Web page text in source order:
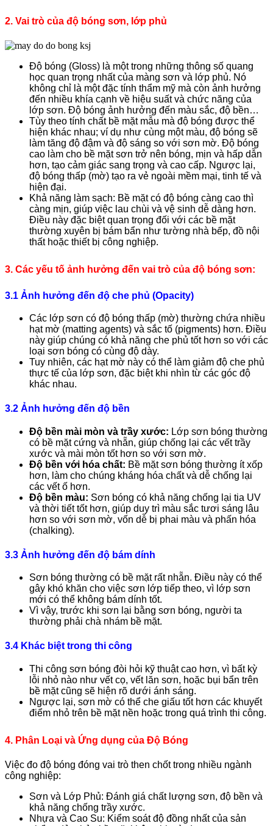
2. Vai trò của độ bóng sơn, lớp phủ
Độ bóng (Gloss) là một trong những thông số quang
học quan trọng nhất của màng sơn và lớp phủ. Nó
không chỉ là một đặc tính thẩm mỹ mà còn ảnh hưởng
đến nhiều khía cạnh về hiệu suất và chức năng của
lớp sơn. Độ bóng ảnh hưởng đến màu sắc, độ bền…
Tùy theo tính chất bề mặt mẫu mà độ bóng được thể
hiện khác nhau; ví dụ như cùng một màu, độ bóng sẽ
làm tăng độ đậm và độ sáng so với sơn mờ. Độ bóng
cao làm cho bề mặt sơn trở nên bóng, mịn và hấp dẫn
hơn, tạo cảm giác sang trọng và cao cấp. Ngược lại,
độ bóng thấp (mờ) tạo ra vẻ ngoài mềm mại, tinh tế và
hiện đại.
Khả năng làm sạch: Bề mặt có độ bóng càng cao thì
càng mịn, giúp việc lau chùi và vệ sinh dễ dàng hơn.
Điều này đặc biệt quan trọng đối với các bề mặt
thường xuyên bị bám bẩn như tường nhà bếp, đồ nội
thất hoặc thiết bị công nghiệp.
3. Các yếu tố ảnh hưởng đến vai trò của độ bóng sơn:
3.1 Ảnh hưởng đến độ che phủ (Opacity)
Các lớp sơn có độ bóng thấp (mờ) thường chứa nhiều
hạt mờ (matting agents) và sắc tố (pigments) hơn. Điều
này giúp chúng có khả năng che phủ tốt hơn so với các
loại sơn bóng có cùng độ dày.
Tuy nhiên, các hạt mờ này có thể làm giảm độ che phủ
thực tế của lớp sơn, đặc biệt khi nhìn từ các góc độ
khác nhau.
3.2 Ảnh hưởng đến độ bền
Độ bền mài mòn và trầy xước: Lớp sơn bóng thường
có bề mặt cứng và nhẵn, giúp chống lại các vết trầy
xước và mài mòn tốt hơn so với sơn mờ.
Độ bền với hóa chất: Bề mặt sơn bóng thường ít xốp
hơn, làm cho chúng kháng hóa chất và dễ chống lại
các vết ố hơn.
Độ bền màu: Sơn bóng có khả năng chống lại tia UV
và thời tiết tốt hơn, giúp duy trì màu sắc tươi sáng lâu
hơn so với sơn mờ, vốn dễ bị phai màu và phấn hóa
(chalking).
3.3 Ảnh hưởng đến độ bám dính
Sơn bóng thường có bề mặt rất nhẵn. Điều này có thể
gây khó khăn cho việc sơn lớp tiếp theo, vì lớp sơn
mới có thể không bám dính tốt.
Vì vậy, trước khi sơn lại bằng sơn bóng, người ta
thường phải chà nhám bề mặt.
3.4 Khác biệt trong thi công
Thi công sơn bóng đòi hỏi kỹ thuật cao hơn, vì bất kỳ
lỗi nhỏ nào như vết cọ, vết lăn sơn, hoặc bụi bẩn trên
bề mặt cũng sẽ hiện rõ dưới ánh sáng.
Ngược lại, sơn mờ có thể che giấu tốt hơn các khuyết
điểm nhỏ trên bề mặt nền hoặc trong quá trình thi công.
4. Phân Loại và Ứng dụng của Độ Bóng
Việc đo độ bóng đóng vai trò then chốt trong nhiều ngành
công nghiệp:
Sơn và Lớp Phủ: Đánh giá chất lượng sơn, độ bền và
khả năng chống trầy xước.
Nhựa và Cao Su: Kiểm soát độ đồng nhất của sản